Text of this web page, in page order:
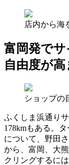
店内から海
富岡発で
自由度が高
ショップの
ふくしま浜通り
178kmもある。
について、野田
から、富岡、大
クリングするに